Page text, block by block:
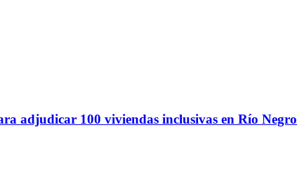
adjudicar 100 viviendas inclusivas en Río Negro